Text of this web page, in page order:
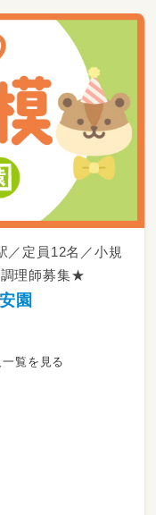
／定員12名／小規
調理師募集★
園
覧を見る